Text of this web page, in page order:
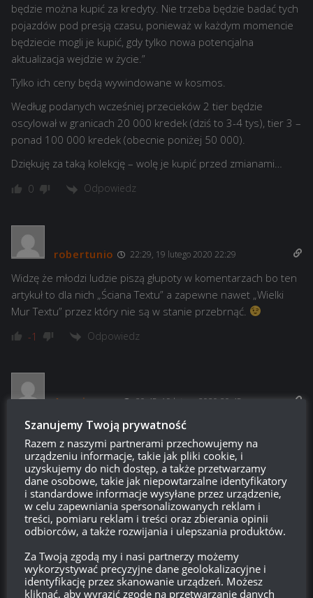
będzie można kupić za kredyty. Nie trzeba będzie badać tych
pojazdów pod presją czasu, ponieważ w każdym momencie
będziecie mogli je kupić, gdy tylko nowa potencjalna
aktualizacja wejdzie w życie.”
Tylko ich ceny będą wywindowane w kosmos.
Według podanych wcześniej przecieków 2 tier będzie
oscylował w granicach 20 000 kredek (dziś to 3-4 tys), tier 3 –
ponad 100 000 kredek (obecnie poniżej 50 000).
Dziękuję za taką kolekcję – wolę je kupić przed zmianami…
0 Odpowiedz
robertunio 22:29, 19 lutego 2020 22:29
Widzę że młodzi ludzie piszą głupoty w komentarzach bo ten
artykuł to dla nich „Ściana Textu” a zapewne nawet „Wielki
Mur Textu” przez który nie są w stanie przebrnąć.
-1 Odpowiedz
Anonimowo 20:45, 19 lutego 2020 20:45
Jak wyglądały ceny „kolekcjonerskich” w piaskownicy?
0 Odpowiedz
Ech
Reply toAnonimowo 21:05, 19 lutego 2020 21:05
https://rykoszet.info/2020/02/10/piaskownica-lista-usunietych-
pojazdow-cz-2/
0 Odpowiedz
Szanujemy Twoją prywatność
Razem z naszymi partnerami przechowujemy na
urządzeniu informacje, takie jak pliki cookie, i
uzyskujemy do nich dostęp, a także przetwarzamy
dane osobowe, takie jak niepowtarzalne identyfikatory
i standardowe informacje wysyłane przez urządzenie,
w celu zapewniania spersonalizowanych reklam i
treści, pomiaru reklam i treści oraz zbierania opinii
odbiorców, a także rozwijania i ulepszania produktów.
Za Twoją zgodą my i nasi partnerzy możemy
wykorzystywać precyzyjne dane geolokalizacyjne i
identyfikację przez skanowanie urządzeń. Możesz
kliknąć, aby wyrazić zgodę na przetwarzanie danych